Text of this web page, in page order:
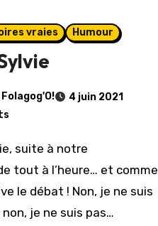
vraies Humour
4 juin 2021
tout à l’heure… et comme
le débat ! Non, je ne suis
je ne suis pas…